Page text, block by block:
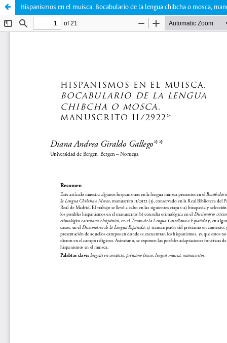
Hispanismos en el muisca. Bocabulario de la lengua chibcha o mosca,